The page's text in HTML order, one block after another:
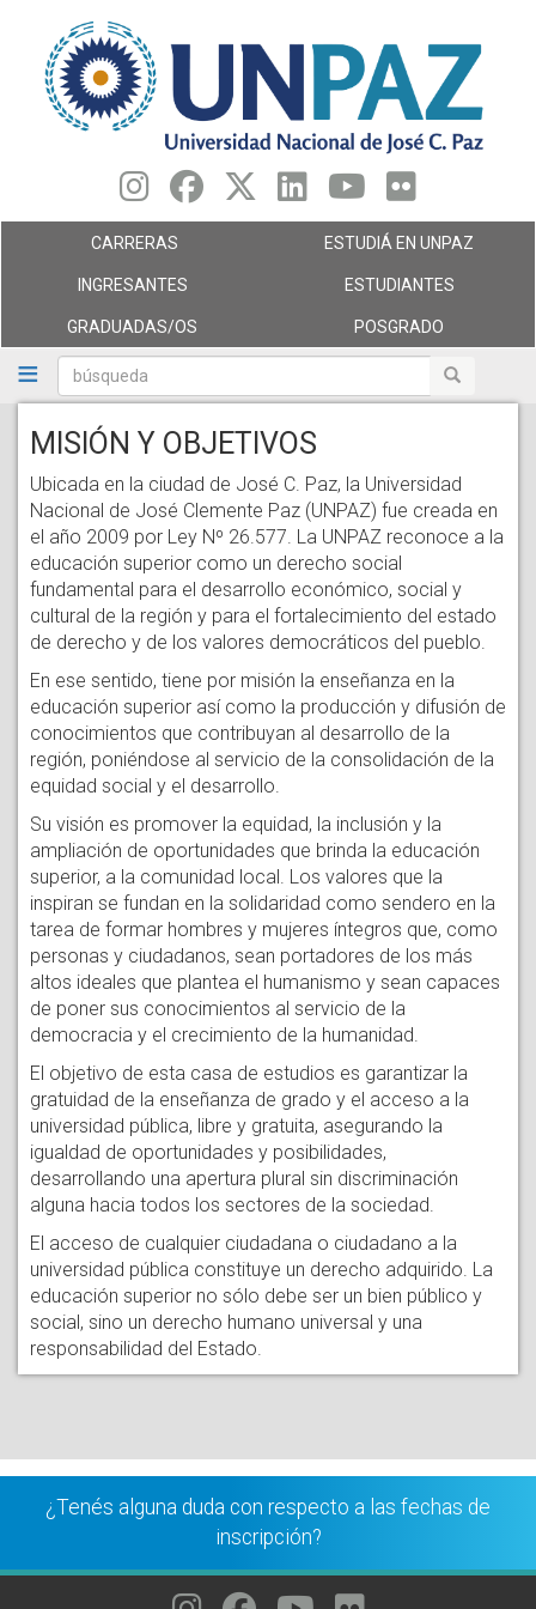
contenido
principal
búsqueda búsqueda
CARRERAS ESTUDIÁ EN UNPAZ
INGRESANTES ESTUDIANTES
GRADUADAS/OS POSGRADO
MISIÓN Y OBJETIVOS
Ubicada en la ciudad de José C. Paz, la Universidad
Nacional de José Clemente Paz (UNPAZ) fue creada en
el año 2009 por Ley Nº 26.577. La UNPAZ reconoce a la
educación superior como un derecho social
fundamental para el desarrollo económico, social y
cultural de la región y para el fortalecimiento del estado
de derecho y de los valores democráticos del pueblo.
En ese sentido, tiene por misión la enseñanza en la
educación superior así como la producción y difusión de
conocimientos que contribuyan al desarrollo de la
región, poniéndose al servicio de la consolidación de la
equidad social y el desarrollo.
Su visión es promover la equidad, la inclusión y la
ampliación de oportunidades que brinda la educación
superior, a la comunidad local. Los valores que la
inspiran se fundan en la solidaridad como sendero en la
tarea de formar hombres y mujeres íntegros que, como
personas y ciudadanos, sean portadores de los más
altos ideales que plantea el humanismo y sean capaces
de poner sus conocimientos al servicio de la
democracia y el crecimiento de la humanidad.
El objetivo de esta casa de estudios es garantizar la
gratuidad de la enseñanza de grado y el acceso a la
universidad pública, libre y gratuita, asegurando la
igualdad de oportunidades y posibilidades,
desarrollando una apertura plural sin discriminación
alguna hacia todos los sectores de la sociedad.
El acceso de cualquier ciudadana o ciudadano a la
universidad pública constituye un derecho adquirido. La
educación superior no sólo debe ser un bien público y
social, sino un derecho humano universal y una
responsabilidad del Estado.
¿Tenés alguna duda con respecto a las fechas de
inscripción?